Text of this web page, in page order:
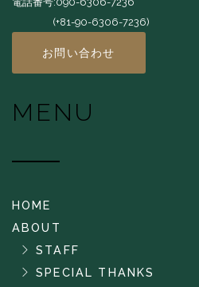
(+81-90-6306-7236)
お問い合わせ
MENU
HOME
ABOUT
STAFF
SPECIAL THANKS